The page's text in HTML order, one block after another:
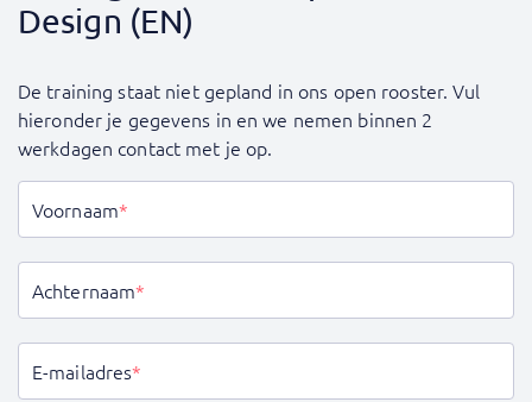
Design (EN)
De training staat niet gepland in ons open rooster. Vul
hieronder je gegevens in en we nemen binnen 2
werkdagen contact met je op.
Voornaam*
Achternaam*
E-mailadres*